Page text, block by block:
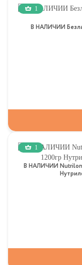
1
В НАЛИЧИИ
1
В НАЛИЧИИ Nutrilon